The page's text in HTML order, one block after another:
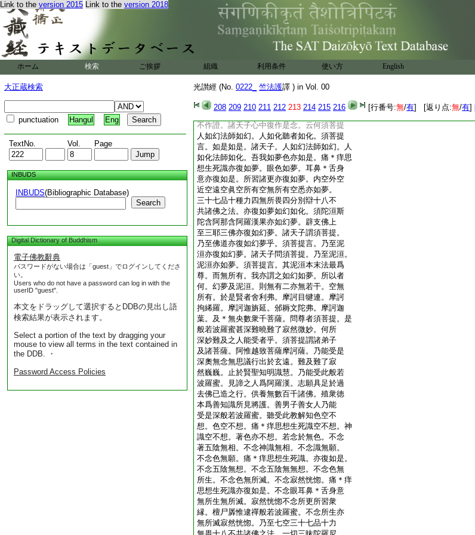
Link to the version 2015 Link to the version 2018
ホーム 検索 ご挨拶 組織 利用条件 使い方 English
大正蔵検索
punctuation Hangul Eng
TextNo. Vol. Page
INBUDS
INBUDS(Bibliographic Database)
Search
Digital Dictionary of Buddhism
電子佛教辭典
パスワードがない場合は「guest」でログインしてくださ
い。
Users who do not have a password can log in with the
userID "guest".
本文をドラッグして選択するとDDBの見出し語
検索結果が表示されます。
Select a portion of the text by dragging your
mouse to view all terms in the text contained in
the DDB. ・
Password Access Policies
光讃經 (No. 0222_ 竺法護譯 ) in Vol. 00
208 209 210 211 212 213 214 215 216 [行番号:無/有] [返り点:無/有]
心中所念。謂諸天子言。如是諸天子。佛道
無得。如來亦不説法。亦無聽者無有解者。
其有欲得須陀洹果證須陀洹果。斯陀含阿
那含阿羅漢果證。不忍便出去。辟支佛道亦
復如是。佛道亦復如是。不忍便出去。如是
諸天子。初發意菩薩摩訶薩住般若波羅蜜。
無有言説則亦無聞
＊摩訶般若波羅＊蜜法師如幻品第二十六
爾時諸天子心中念言。尊者須菩提説法乃
爾。當以何聽。須菩提知諸天子心中所念。
不作證。諸天子心中復作是念。云何須菩提
人如幻法師如幻。人如化聽者如化。須菩提
言。如是如是。諸天子。人如幻法師如幻。人
如化法師如化。吾我如夢色亦如是。痛＊痒思
想生死識亦復如夢。眼色如夢。耳鼻＊舌身
意亦復如是。所習諸更亦復如夢。内空外空
近空遠空眞空所有空無所有空悉亦如夢。
三十七品十種力四無所畏四分別辯十八不
共諸佛之法。亦復如夢如幻如化。須陀洹斯
陀含阿那含阿羅漢果亦如幻夢。辟支佛上
至三耶三佛亦復如幻夢。諸天子謂須菩提。
乃至佛道亦復如幻夢乎。須菩提言。乃至泥
洹亦復如幻夢。諸天子問須菩提。乃至泥洹。
泥洹亦如夢。須菩提言。其泥洹本末法最爲
尊。而無所有。我亦謂之如幻如夢。所以者
何。幻夢及泥洹。則無有二亦無若干。空無
所有。於是賢者舍利弗。摩訶目犍連。摩訶
拘絺羅。摩訶迦旃延。邠耨文陀弗。摩訶迦
葉。及＊無央數衆千菩薩。問尊者須菩提。是
般若波羅蜜甚深難曉難了寂然微妙。何所
深妙難及之人能受者乎。須菩提謂諸弟子
及諸菩薩。阿惟越致菩薩摩訶薩。乃能受是
深奧無念無思議行出於玄遠。難及難了寂
然巍巍。止於賢聖知明識慧。乃能受此般若
波羅蜜。見諦之人爲阿羅漢。志願具足於過
去佛已造之行。供養無數百千諸佛。殖衆徳
本爲善知識所見將護。善男子善女人乃能
受是深般若波羅蜜。聽受此教解知色空不
想。色空不想。痛＊痒思想生死識空不想。神
識空不想。著色亦不想。若念於無色。不念
著五陰無相。不念神識無相。不念識無願。
不念色無願。痛＊痒思想生死識。亦復如是。
不念五陰無想。不念五陰無無想。不念色無
所生。不念色無所滅。不念寂然恍惚。痛＊痒
思想生死識亦復如是。不念眼耳鼻＊舌身意
無所生無所滅。寂然恍惚不念所更所習衆
縁。檀尸羼惟逮禪般若波羅蜜。不念所生亦
無所滅寂然恍惚。乃至七空三十七品十力